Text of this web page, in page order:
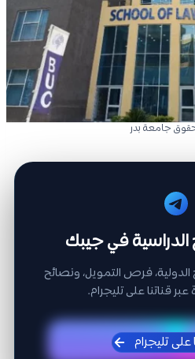
جامعة بدر
الدراسية في جيبك
فرص التمويل، ونصائح
قناتنا على تليجرام.
على تليجرام